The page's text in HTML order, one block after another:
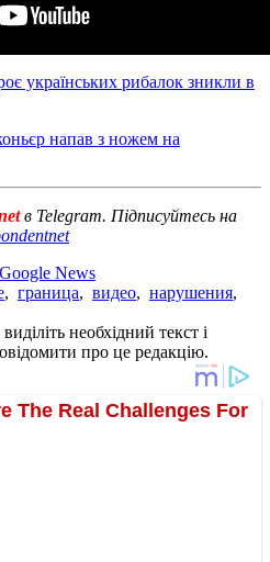
українських рибалок зникли в
напав з ножем на
в Telegram. Підписуйтесь на
News
, граница, видео, нарушения,
необхідний текст і
про це редакцію.